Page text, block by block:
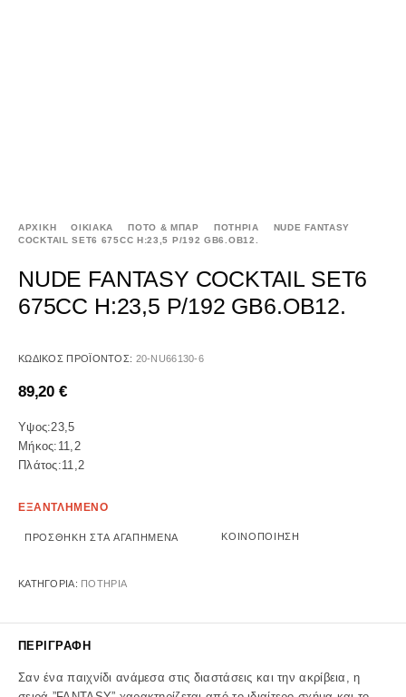
ΑΡΧΙΚΉ ΟΙΚΙΑΚΑ ΠΟΤΟ & ΜΠΑΡ ΠΟΤΗΡΙΑ
NUDE FANTASY
COCKTAIL SET6 675CC H:23,5 P/192 GB6.OB12.
NUDE FANTASY COCKTAIL SET6
675CC H:23,5 P/192 GB6.OB12.
ΚΩΔΙΚΌΣ ΠΡΟΪΌΝΤΟΣ: 20-NU66130-6
89,20 €
Υψος:23,5
Μήκος:11,2
Πλάτος:11,2
ΕΞΑΝΤΛΗΜΕΝΟ
ΠΡΟΣΘΉΚΗ ΣΤΑ ΑΓΑΠΗΜΈΝΑ ΚΟΙΝΟΠΟΊΗΣΗ
ΚΑΤΗΓΟΡΊΑ: ΠΟΤΗΡΙΑ
ΠΕΡΙΓΡΑΦΉ
Σαν ένα παιχνίδι ανάμεσα στις διαστάσεις και την ακρίβεια, η